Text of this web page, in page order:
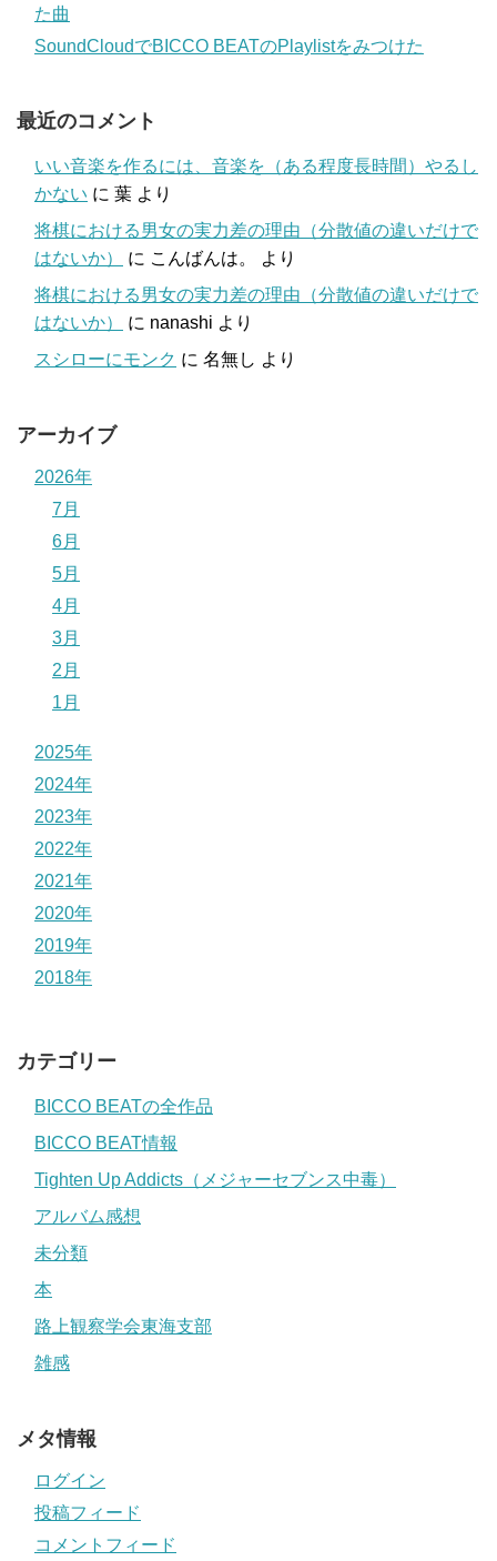
た曲
SoundCloudでBICCO BEATのPlaylistをみつけた
最近のコメント
いい音楽を作るには、音楽を（ある程度長時間）やるし
かない に 葉 より
将棋における男女の実力差の理由（分散値の違いだけで
はないか）
に こんばんは。
より
将棋における男女の実力差の理由（分散値の違いだけで
はないか）
に nanashi より
スシローにモンク に 名無し より
アーカイブ
2026年
7月
6月
5月
4月
3月
2月
1月
2025年
2024年
2023年
2022年
2021年
2020年
2019年
2018年
カテゴリー
BICCO BEATの全作品
BICCO BEAT情報
Tighten Up Addicts（メジャーセブンス中毒）
アルバム感想
未分類
本
路上観察学会東海支部
雑感
メタ情報
ログイン
投稿フィード
コメントフィード